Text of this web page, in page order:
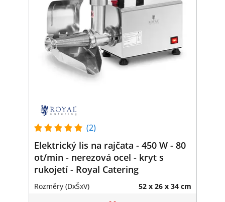
(2)
Elektrický lis na rajčata - 450 W - 80
ot/min - nerezová ocel - kryt s
rukojetí - Royal Catering
Rozměry (DxŠxV) 52 x 26 x 34 cm